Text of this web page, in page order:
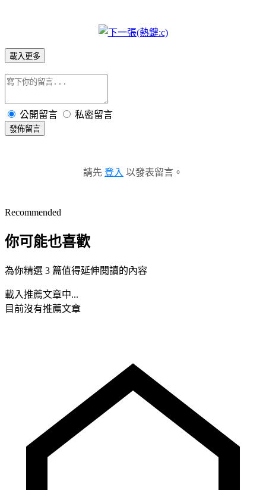
載入更多
公開留言 私密留言
發佈留言
請先 登入 以發表留言。
Recommended
你可能也喜歡
為你精選 3 篇值得延伸閱讀的內容
載入推薦文章中...
目前沒有推薦文章